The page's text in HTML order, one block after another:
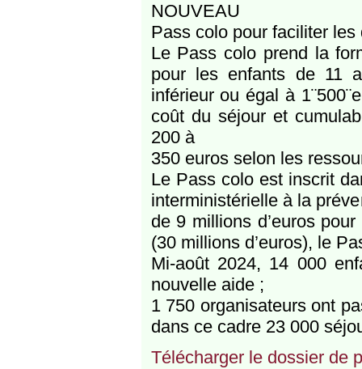
NOUVEAU
Pass colo pour faciliter les
Le Pass colo prend la
pour les enfants de 11
inférieur ou égal à
coût du séjour et
200 à
350 euros selon les
Le Pass colo est inscrit
interministérielle à la
de 9 millions d’euros
(30 millions d’euros), le
Mi-août 2024, 14 000
nouvelle aide ;
1 750 organisateurs ont
dans ce cadre 23 000
Télécharger le dossier de